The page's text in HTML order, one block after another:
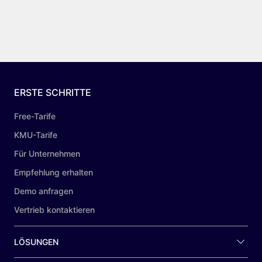
ERSTE SCHRITTE
Free-Tarife
KMU-Tarife
Für Unternehmen
Empfehlung erhalten
Demo anfragen
Vertrieb kontaktieren
LÖSUNGEN